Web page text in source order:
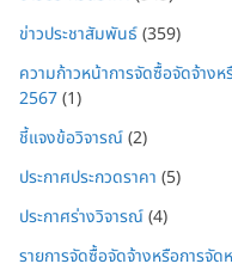
ข่าวประชาสัมพันธ์(359)
ความก้าวหน้าการจัดซื้อจัดจ้าง
2567(1)
ชี้แจงข้อวิจารณ์(2)
ประกาศประกวดราคา (5)
ประกาศร่างวิจารณ์(4)
รายการจัดซื้อจัดจ้างหรือการจั